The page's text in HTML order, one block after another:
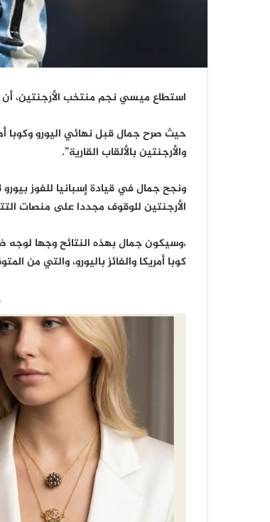
استطاع ميسي نجم منتخب الأرجنتين،
حيث صرح جمال قبل نهائي اليورو وكوبا
والأرجنتين بالألقاب القارية”.
الأرجنتين للوقوف مجددا على منصات
كوبا أمريكا والفائز باليورو، والتي من